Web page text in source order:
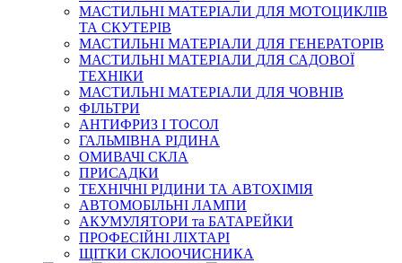
МАСТИЛЬНІ МАТЕРІАЛИ ДЛЯ МОТОЦИКЛІВ
ТА СКУТЕРІВ
МАСТИЛЬНІ МАТЕРІАЛИ ДЛЯ ГЕНЕРАТОРІВ
МАСТИЛЬНІ МАТЕРІАЛИ ДЛЯ САДОВОЇ
ТЕХНІКИ
МАСТИЛЬНІ МАТЕРІАЛИ ДЛЯ ЧОВНІВ
ФІЛЬТРИ
АНТИФРИЗ І ТОСОЛ
ГАЛЬМІВНА РІДИНА
ОМИВАЧІ СКЛА
ПРИСАДКИ
ТЕХНІЧНІ РІДИНИ ТА АВТОХІМІЯ
АВТОМОБІЛЬНІ ЛАМПИ
АКУМУЛЯТОРИ та БАТАРЕЙКИ
ПРОФЕСІЙНІ ЛІХТАРІ
ЩІТКИ СКЛООЧИСНИКА